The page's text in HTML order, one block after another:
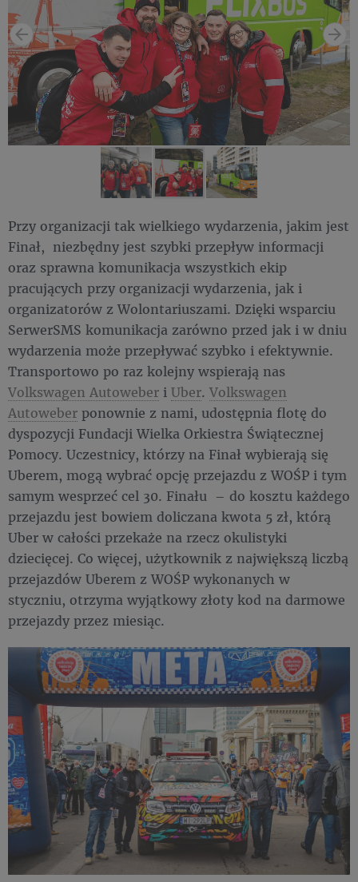
Przy organizacji tak wielkiego wydarzenia, jakim jest
Finał, niezbędny jest szybki przepływ informacji
oraz sprawna komunikacja wszystkich ekip
pracujących przy organizacji wydarzenia, jak i
organizatorów z Wolontariuszami. Dzięki wsparciu
SerwerSMS komunikacja zarówno przed jak i w dniu
wydarzenia może przepływać szybko i efektywnie.
Transportowo po raz kolejny wspierają nas
Volkswagen Autoweber i Uber. Volkswagen
Autoweber ponownie z nami, udostępnia flotę do
dyspozycji Fundacji Wielka Orkiestra Świątecznej
Pomocy. Uczestnicy, którzy na Finał wybierają się
Uberem, mogą wybrać opcję przejazdu z WOŚP i tym
samym wesprzeć cel 30. Finału – do kosztu każdego
przejazdu jest bowiem doliczana kwota 5 zł, którą
Uber w całości przekaże na rzecz okulistyki
dziecięcej. Co więcej, użytkownik z największą liczbą
przejazdów Uberem z WOŚP wykonanych w
styczniu, otrzyma wyjątkowy złoty kod na darmowe
przejazdy przez miesiąc.